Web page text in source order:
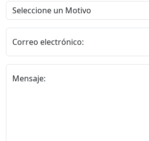
Correo electrónico:
Mensaje: